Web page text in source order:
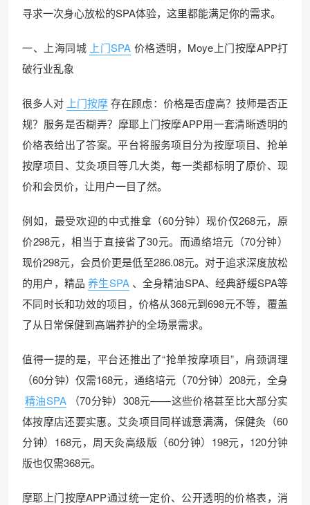
寻求一次身心放松的SPA体验，这里都能满足你的需求。
一、上海同城 上门SPA 价格透明，Moye上门按摩APP打
破行业乱象
很多人对 上门按摩 存在顾虑：价格是否虚高？技师是否正
规？服务是否糊弄？摩耶上门按摩APP用一套清晰透明的
价格表给出了答案。平台将服务项目分为按摩项目、抢单
按摩项目、艾灸项目等几大类，每一类都标明了原价、现
价和会员价，让用户一目了然。
例如，最受欢迎的中式推拿（60分钟）现价仅268元，原
价298元，相当于直接省了30元。而通络培元（70分钟）
现价298元，会员价更是低至286.08元。对于追求深度放松
的用户，精品 养生SPA 、全身精油SPA、经典舒缓SPA等
不同时长和功效的项目，价格从368元到698元不等，覆盖
了从日常保健到高端养护的全场景需求。
值得一提的是，平台还推出了“抢单按摩项目”，肩颈调理
（60分钟）仅需168元，通络培元（70分钟）208元，全身
精油SPA
（70分钟）308元——这些价格甚至比大部分实
体按摩店还要实惠。艾灸项目同样诚意满满，保健灸（60
分钟）168元，周天灸高级版（60分钟）198元，120分钟
版也仅需368元。
摩耶上门按摩APP通过统一定价、公开透明的价格表，消